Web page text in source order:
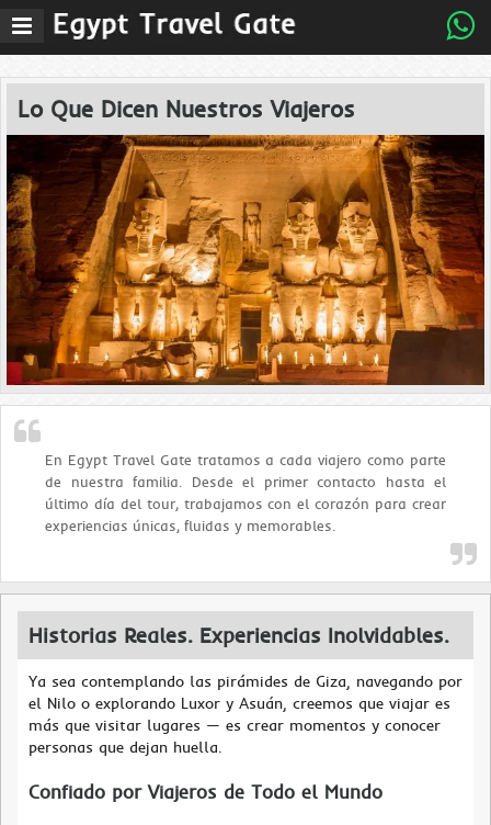
MenÃº
principal
Lo Que Dicen Nuestros Viajeros
En Egypt Travel Gate tratamos a cada viajero como parte
de nuestra familia. Desde el primer contacto hasta el
último día del tour, trabajamos con el corazón para crear
experiencias únicas, fluidas y memorables.
Historias Reales. Experiencias Inolvidables.
Ya sea contemplando las pirámides de Giza, navegando por
el Nilo o explorando Luxor y Asuán, creemos que viajar es
más que visitar lugares — es crear momentos y conocer
personas que dejan huella.
Confiado por Viajeros de Todo el Mundo